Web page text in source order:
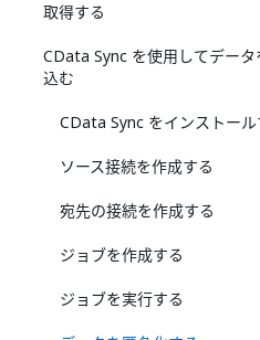
取得する
CData Sync を使用してデー
込む
CData Sync をインストール
ソース接続を作成する
宛先の接続を作成する
ジョブを作成する
ジョブを実行する